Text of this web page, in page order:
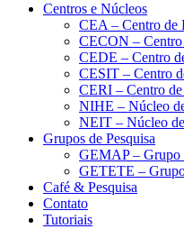
Centros e Núcleos
CEA – Centro de
CECON – Centro
CEDE – Centro
CESIT – Centro
CERI – Centro de
NIHE – Núcleo
NEIT – Núcleo
Grupos de Pesquisa
GEMAP – Grupo
GETETE –
Café & Pesquisa
Contato
Tutoriais